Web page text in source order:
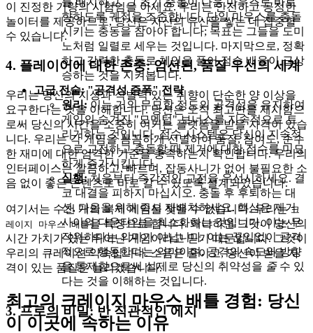
향하도록 궤적을 조준합니다. 단일 마우스를 충돌
시키는 충동을 참아야 합니다; 목표는 그들을 도미
노처럼 일렬로 세우는 것입니다. 마지막으로, 정확
하고 강력한 충돌로 체인을 풀어 점수 배율이 급상
승하는 것을 지켜봅니다.
고급 전술: "공격성 증폭" 전략
원리:이는 거의 무모할 정도의 공격성을 유지하여
게임의 숨겨진 "모멘텀" 보너스를 지속적으로 트
리거하는 것입니다. 점수 시스템은 당신이 지속적
으로 교전하고 충돌할 때 제거에 대한 점수를 미묘
하게 증가시킵니다.
실행:처음부터 즉각적인 교전을 우선시하세요. 결
코 대결을 피하지 마십시오. 충돌 후 후퇴하는 대
신, 다음을 위해 즉시 재배치하세요. 핵심은 제거
사이의 다운타임을 최소화하는 것입니다. 이는 무
작위하다는 의미가 아닙니다. 이는 끊임없이 공격
적으로 행동한다는 의미이며, 공격의 속도와 방향
을 통제함으로써 실제로 당신의 취약성을 줄수 있
다는 것을 이해하는 것입니다.
3. 프로의 비밀: 반 직관적인 에지
이 진정한 기량의 시험임을 아세요. 우리는 안전하고 공정한
놀이터를 제공하므로, 당신은 자신의 유산을 쌓는 데 집중할
수 있습니다.
4. 플레이어에 대한 존중: 엄선된, 품질 우선의 세계
우리는 당신의 지성과 식별력 있는 취향이 단순한 양 이상을
요구한다는 것을 이해합니다. 당신은 오직 최고만을 제시함으
로써 당신의 시간을 소중히 여기는 플랫폼을 받을 자격이 있습
니다. 우리는 각 게임을 꼼꼼하게 선별하여 품질, 참여도, 순수
한 재미에 대한 엄격한 기준을 충족하는지 확인합니다. 우리의
인터페이스는 깔끔하고, 빠르며, 잡동사니가 없어 불필요한 소
음 없이 좋은 콘텐츠로 바로 갈 수 있도록 설계되었습니다.
여기서는 수천 개의 복제 게임을 찾을 수 없습니다. 우리는크
레이지 마우스 배틀을 특징으로 합니다. 왜냐하면 그것이 당신의
시간 가치가 있는 뛰어난 게임이라고 믿기 때문입니다. 그것이
우리의 큐레이션 약속입니다. 소음은 줄이고, 당신이 받을 자
격이 있는 품질은 늘리겠습니다.
최고의 크레이지 마우스 배틀 경험: 당신
이 이곳에 속하는 이유